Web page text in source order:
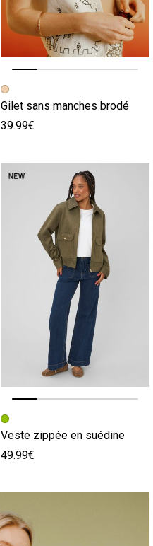
Image précédente
Image suivante
Gilet sans manches brodé
39.99€
Image précédente
Image suivante
Veste zippée en suédine
49.99€